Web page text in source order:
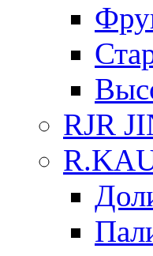
RJR